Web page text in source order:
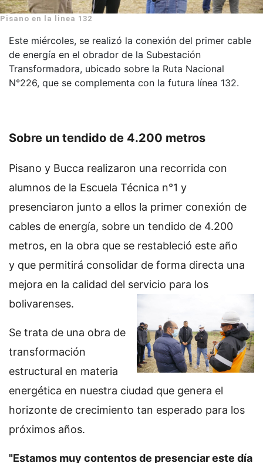
Pisano en la linea 132
Este miércoles, se realizó la conexión del primer cable
de energía en el obrador de la Subestación
Transformadora, ubicado sobre la Ruta Nacional
N°226, que se complementa con la futura línea 132.
Sobre un tendido de 4.200 metros
Pisano y Bucca realizaron una recorrida con
alumnos de la Escuela Técnica n°1 y
presenciaron junto a ellos la primer conexión de
cables de energía, sobre un tendido de 4.200
metros, en la obra que se restableció este año
y que permitirá consolidar de forma directa una
mejora en la calidad del servicio para los
bolivarenses.
Se trata de una obra de
transformación
estructural en materia
energética en nuestra ciudad que genera el
horizonte de crecimiento tan esperado para los
próximos años.
"Estamos muy contentos de presenciar este día